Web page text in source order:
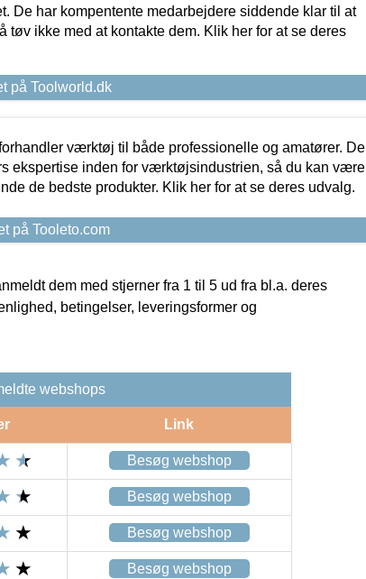
De har kompentente medarbejdere siddende klar til at
tøv ikke med at kontakte dem. Klik her for at se deres
på Toolworld.dk
værktøj til både professionelle og amatører. De
ekspertise inden for værktøjsindustrien, så du kan være
de bedste produkter. Klik her for at se deres udvalg.
på Tooleto.com
dem med stjerner fra 1 til 5 ud fra bl.a. deres
betingelser, leveringsformer og
webshops
Link
Besøg webshop
Besøg webshop
Besøg webshop
Besøg webshop